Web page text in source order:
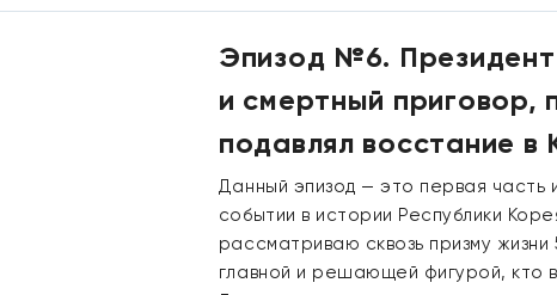
Эпизод №6.
и смертный приговор,
подавлял восстание в
Данный эпизод — это первая часть
событии в истории Республики
рассматриваю сквозь призму
главной и решающей фигурой, кто